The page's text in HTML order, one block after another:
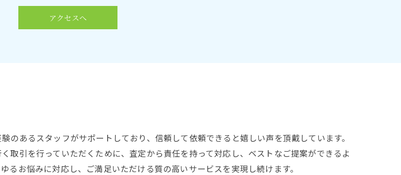
アクセスへ
のあるスタッフがサポートしており、信頼して依頼できると嬉しい声を頂戴しています。
取引を行っていただくために、査定から責任を持って対応し、ベストなご提案ができるよ
るお悩みに対応し、ご満足いただける質の高いサービスを実現し続けます。